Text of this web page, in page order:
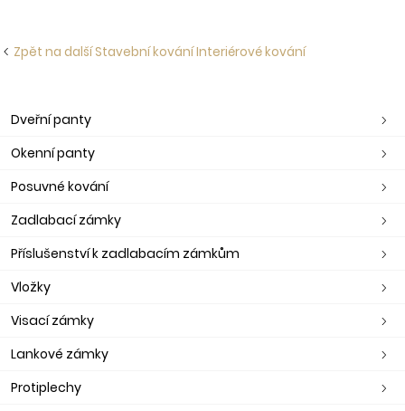
Zpět na další Stavební kování Interiérové kování
Dveřní panty
Okenní panty
Posuvné kování
Zadlabací zámky
Příslušenství k zadlabacím zámkům
Vložky
Visací zámky
Lankové zámky
Protiplechy